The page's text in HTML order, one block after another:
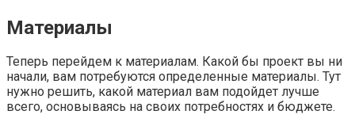
Материалы
Теперь перейдем к материалам. Какой бы проект вы ни
начали, вам потребуются определенные материалы. Тут
нужно решить, какой материал вам подойдет лучше
всего, основываясь на своих потребностях и бюджете.